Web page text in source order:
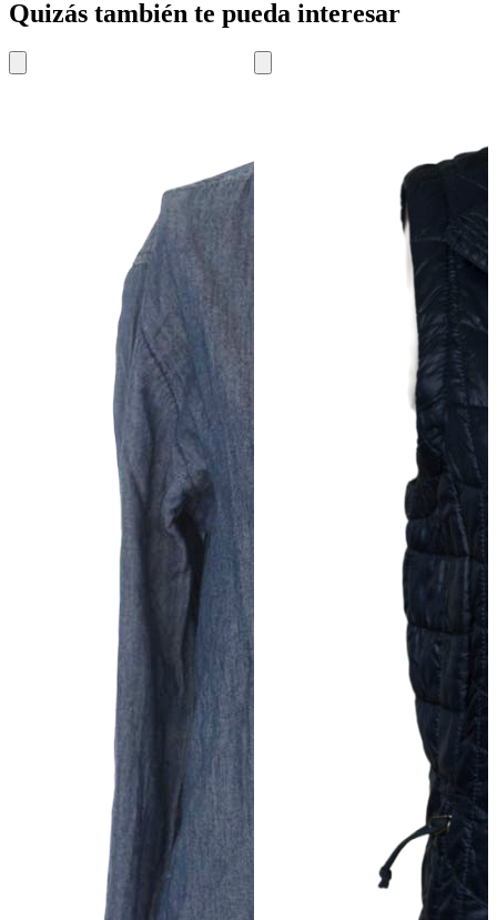
Quizás también te pueda interesar